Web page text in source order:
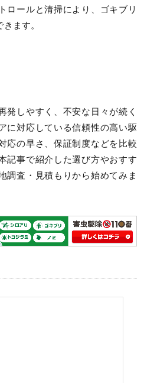
ロールと清掃により、ゴキブリ
ます。
発しやすく、不安な日々が続く
に対応している信頼性の高い駆
応の早さ、保証制度などを比較
記事で紹介した選び方やおすす
調査・見積もりから始めてみま